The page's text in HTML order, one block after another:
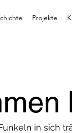
Projekte
in sich